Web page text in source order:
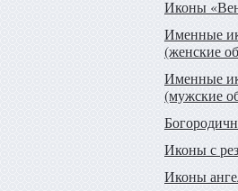
Иконы
Именные
(женские
Именные
(мужские
Иконы с
Иконы